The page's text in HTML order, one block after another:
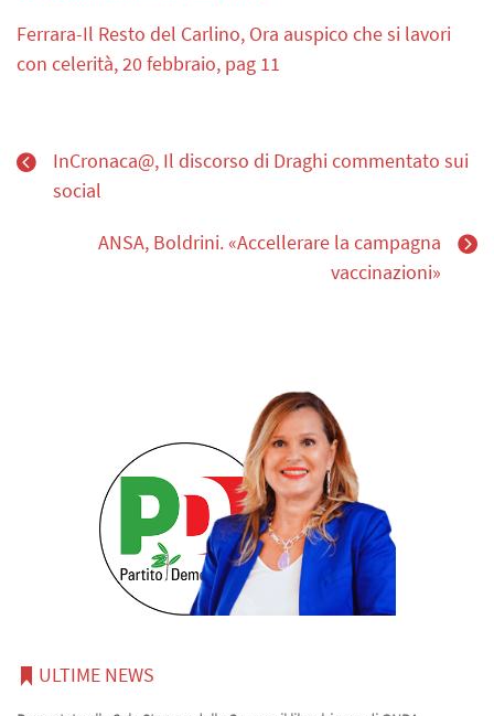
Ferrara-Il Resto del Carlino, Ora auspico che si lavori
con celerità, 20 febbraio, pag 11
InCronaca@, Il discorso di Draghi commentato sui
social
ANSA, Boldrini. «Accellerare la campagna
vaccinazioni»
ULTIME NEWS